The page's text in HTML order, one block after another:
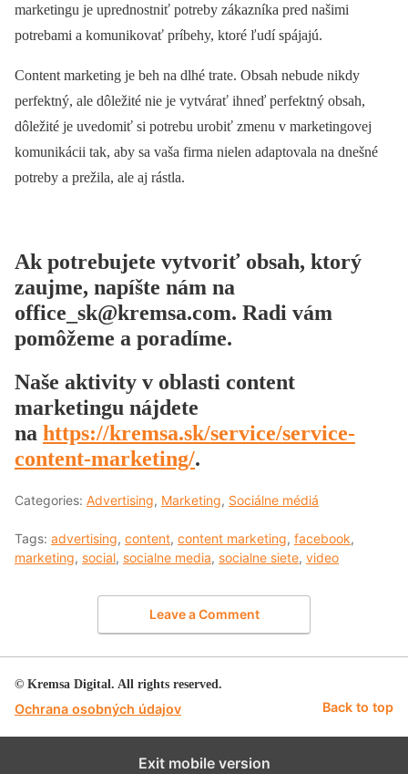
marketingu je uprednostniť potreby zákazníka pred našimi
potrebami a komunikovať príbehy, ktoré ľudí spájajú.
Content marketing je beh na dlhé trate. Obsah nebude nikdy
perfektný, ale dôležité nie je vytvárať ihneď perfektný obsah,
dôležité je uvedomiť si potrebu urobiť zmenu v marketingovej
komunikácii tak, aby sa vaša firma nielen adaptovala na dnešné
potreby a prežila, ale aj rástla.
Ak potrebujete vytvoriť obsah, ktorý
zaujme, napíšte nám na
office_sk@kremsa.com. Radi vám
pomôžeme a poradíme.
Naše aktivity v oblasti content
marketingu nájdete
na https://kremsa.sk/service/service-
content-marketing/.
Categories: Advertising, Marketing, Sociálne médiá
Tags: advertising, content, content marketing, facebook,
marketing, social, socialne media, socialne siete, video
Leave a Comment
© Kremsa Digital. All rights reserved.
Ochrana osobných údajov Back to top
Exit mobile version